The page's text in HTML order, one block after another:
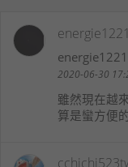
energie1221
energie1221
2020-06-30
雖然現在越
算是蠻方便